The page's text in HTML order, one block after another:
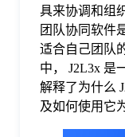
格
常
具来协调和组
团队协同软件
适合自己团队
中， J2L3x 是
解释了为什么
及如何使用它